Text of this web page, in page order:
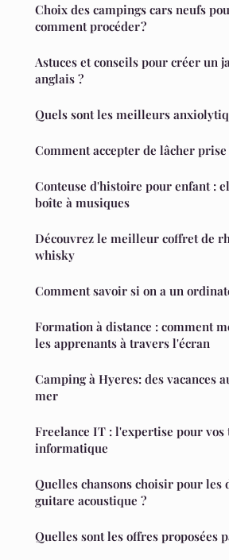
Choix des campings cars neufs
comment procéder ?
Astuces et conseils pour créer un
anglais ?
Quels sont les meilleurs
Comment accepter de lâcher prise
Conteuse d'histoire pour enfant :
boîte à musiques
Découvrez le meilleur coffret de
whisky
Comment savoir si on a un
Formation à distance : comment
les apprenants à travers l'écran
Camping à Hyeres: des vacances
mer
Freelance IT : l'expertise pour vos
informatique
Quelles chansons choisir pour les
guitare acoustique ?
Quelles sont les offres proposées